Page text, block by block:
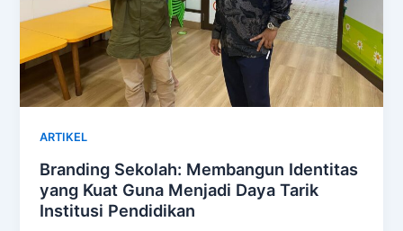
ARTIKEL
Branding Sekolah: Membangun Identitas
yang Kuat Guna Menjadi Daya Tarik
Institusi Pendidikan